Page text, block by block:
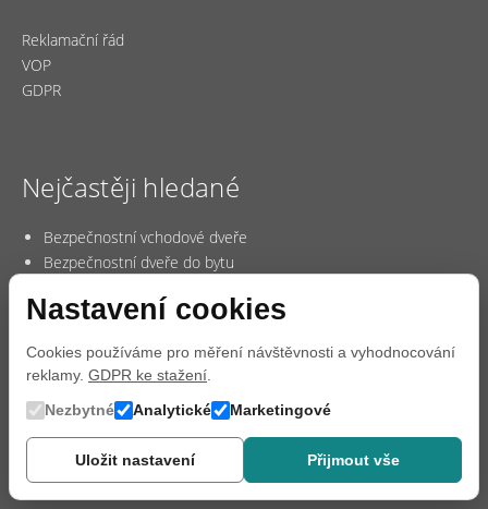
Reklamační řád
VOP
GDPR
Nejčastěji hledané
Bezpečnostní vchodové dveře
Bezpečnostní dveře do bytu
Protipožární dveře
Nastavení cookies
Cookies používáme pro měření návštěvnosti a vyhodnocování
reklamy. GDPR ke stažení
Nezbytné
Analytické Marketingové
Uložit nastavení Přijmout vše